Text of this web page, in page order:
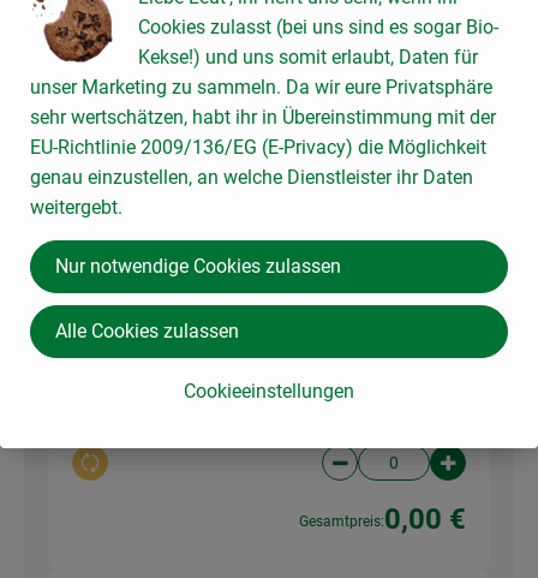
1 Prise
Ingwerpulv
er
Auswahl ändern
Ingwer gemahlen
Lebensbaum
40g
Artikelanzahl
Gesamtpreis:0,00 €
1 TL
Thai-Chili-
Auswahl ändern Artikelanzahl
Gesamtpreis:0,00 €
Cookies zulasst (bei uns sind es sogar Bio-
Kekse!) und uns somit erlaubt, Daten für
unser Marketing zu sammeln. Da wir eure Privatsphäre
sehr wertschätzen, habt ihr in Übereinstimmung mit der
EU-Richtlinie 2009/136/EG (E-Privacy) die Möglichkeit
genau einzustellen, an welche Dienstleister ihr Daten
weitergebt.
Cookieeinstellungen
Nur notwendige Cookies zulassen
Alle Cookies zulassen